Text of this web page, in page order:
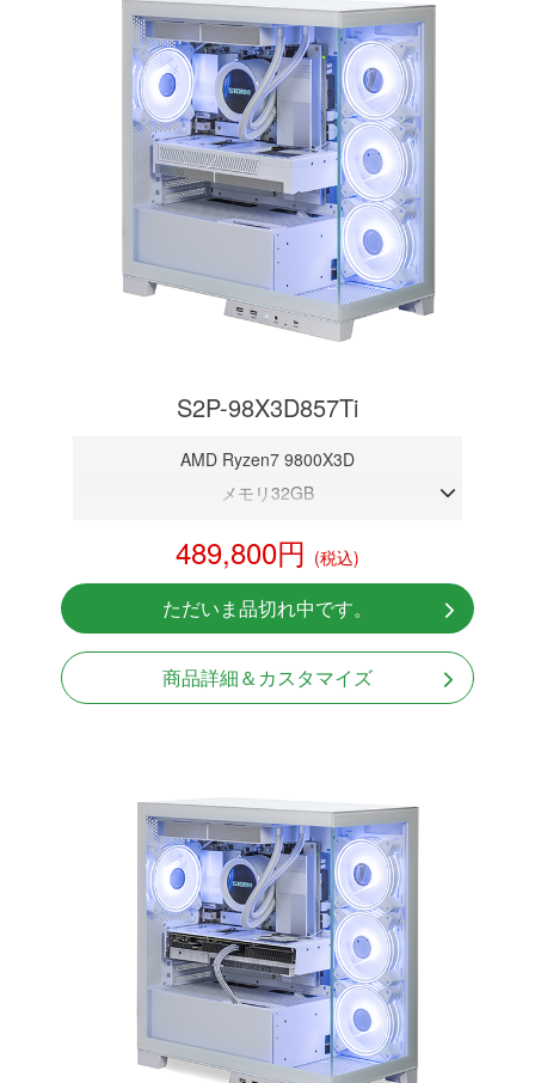
S2P-98X3D857Ti
AMD Ryzen7 9800X3D
メモリ32GB
NVMeSSD 1TB
無線LAN Bluetooth対応
Windows11 Home 64bit
489,800円 (税込)
ただいま品切れ中です。
商品詳細＆カスタマイズ